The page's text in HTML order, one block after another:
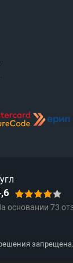
основании 73
запрещена.